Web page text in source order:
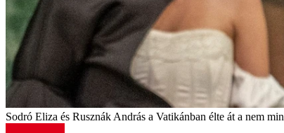
Sodró Eliza és Rusznák András a Vatikánban élte át a nem